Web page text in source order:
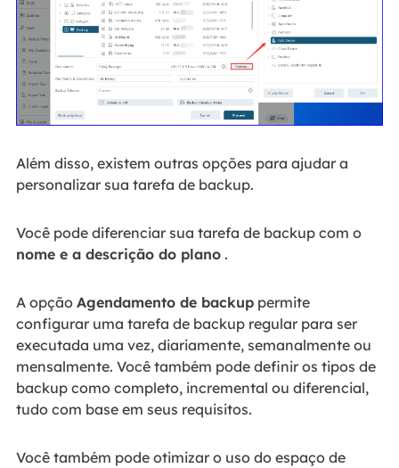
Além disso, existem outras opções para ajudar a
personalizar sua tarefa de backup.
Você pode diferenciar sua tarefa de backup com o
nome e a descrição do plano.
A opção Agendamento de backuppermite
configurar uma tarefa de backup regular para ser
executada uma vez, diariamente, semanalmente ou
mensalmente. Você também pode definir os tipos de
backup como completo, incremental ou diferencial,
tudo com base em seus requisitos.
Você também pode otimizar o uso do espaço de